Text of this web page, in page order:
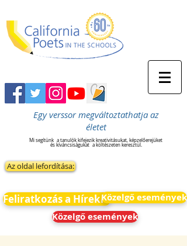
Egy verssor megváltoztathatja az
életet
Mi segítünk a tanulók kifejezik kreativitásukat, képzelőerejüket
és kíváncsiságukat a költészeten keresztül.
Az oldal lefordítása:
Feliratkozás a HírekreKözelgő események
Közelgő események